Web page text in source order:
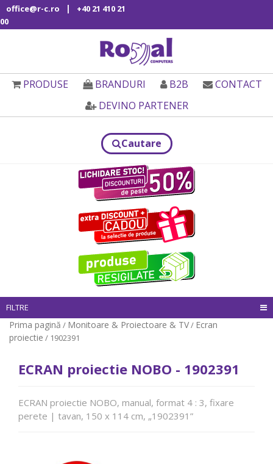
office@r-c.ro |
+40 21 410 21
00
PRODUSE BRANDURI B2B
CONTACT
DEVINO PARTENER
Cautare
FILTRE
Prima pagină / Monitoare & Proiectoare & TV/ Ecran
proiectie / 1902391
ECRAN proiectie NOBO - 1902391
ECRAN proiectie NOBO, manual, format 4 : 3, fixare
perete | tavan, 150 x 114 cm, „1902391”